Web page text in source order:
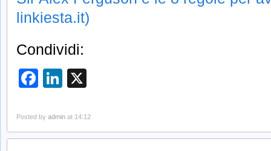
linkiesta.it)
Condividi:
Facebook
LinkedIn
Posted by admin at 14:12